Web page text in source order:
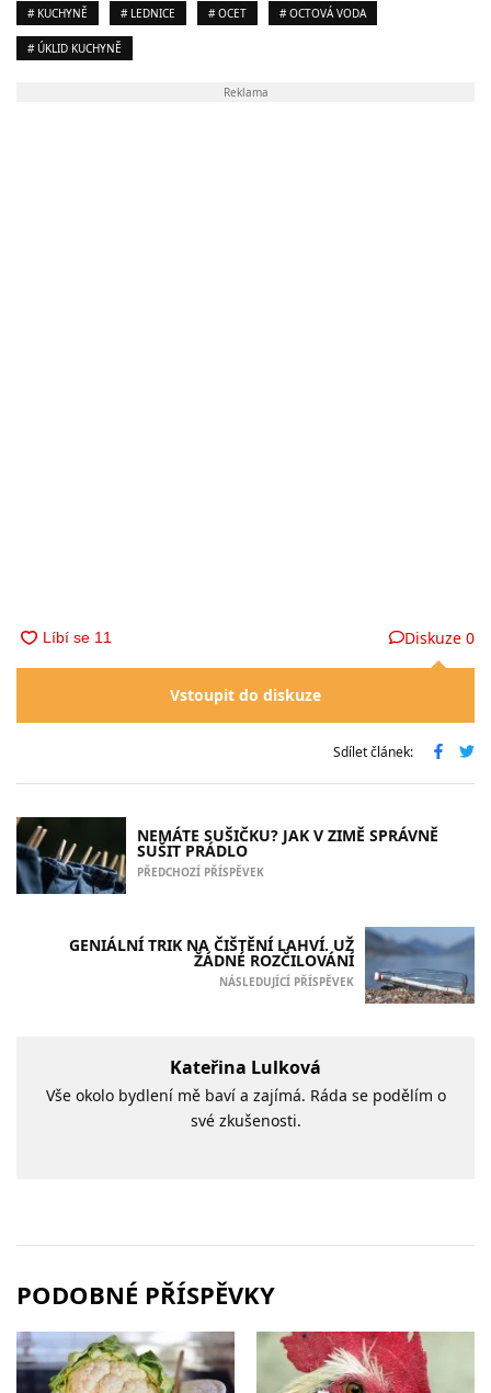
# KUCHYNĚ # LEDNICE # OCET # OCTOVÁ VODA
# ÚKLID KUCHYNĚ
Reklama
Diskuze 0
Vstoupit do diskuze
Sdílet článek:
NEMÁTE SUŠIČKU? JAK V ZIMĚ SPRÁVNĚ
SUŠIT PRÁDLO
PŘEDCHOZÍ PŘÍSPĚVEK
GENIÁLNÍ TRIK NA ČIŠTĚNÍ LAHVÍ. UŽ
ŽÁDNÉ ROZČILOVÁNÍ
NÁSLEDUJÍCÍ PŘÍSPĚVEK
Kateřina Lulková
Vše okolo bydlení mě baví a zajímá. Ráda se podělím o
své zkušenosti.
PODOBNÉ PŘÍSPĚVKY